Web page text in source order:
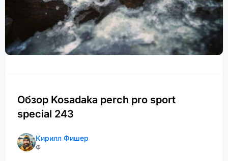
Обзор Kosadaka perch pro sport
special 243
Кирилл Фишер
Ф